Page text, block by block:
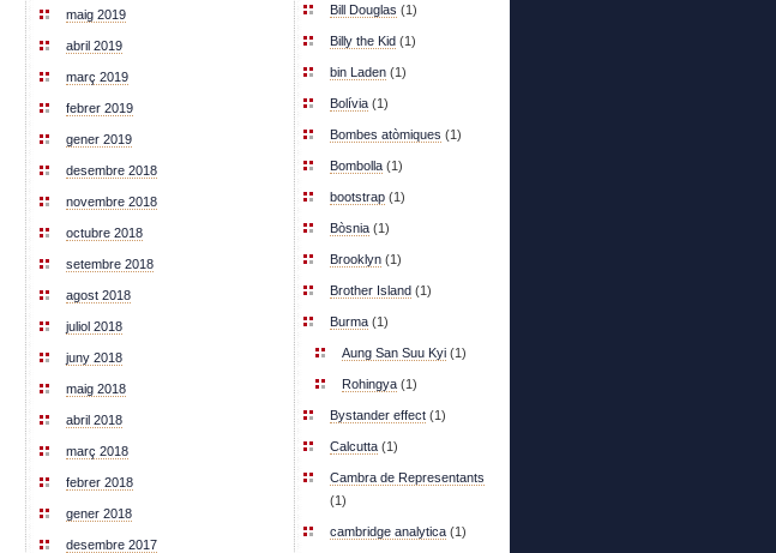
maig 2019
abril 2019
març 2019
febrer 2019
gener 2019
desembre 2018
novembre 2018
octubre 2018
setembre 2018
agost 2018
juliol 2018
juny 2018
maig 2018
abril 2018
març 2018
febrer 2018
gener 2018
desembre 2017
Bill Douglas (1)
Billy the Kid (1)
bin Laden (1)
Bolívia (1)
Bombes atòmiques (1)
Bombolla (1)
bootstrap (1)
Bòsnia (1)
Brooklyn (1)
Brother Island (1)
Burma (1)
Aung San Suu Kyi (1)
Rohingya (1)
Bystander effect (1)
Calcutta (1)
Cambra de Representants
(1)
cambridge analytica (1)